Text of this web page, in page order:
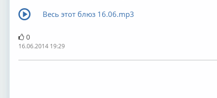
Весь этот блюз 16.06.mp3
0
16.06.2014 19:29